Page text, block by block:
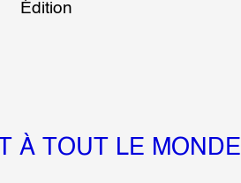
Édition
À TOUT LE MONDE